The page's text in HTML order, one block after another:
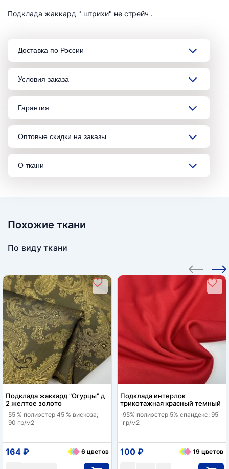
Подклада жаккард " штрихи" не стрейч .
Доставка по России
Условия заказа
Гарантия
Оптовые скидки на заказы
О ткани
Похожие ткани
По виду ткани
Подклада жаккард "Огурцы" д
2 желтое золото
55 % полиэстер 45 % вискоза;
90 гр/м2
164 ₽ 6 цветов
Подклада интерлок
трикотажная красный темный
95% полиэстер 5% спандекс; 95
гр/м2
100 ₽ 19 цветов